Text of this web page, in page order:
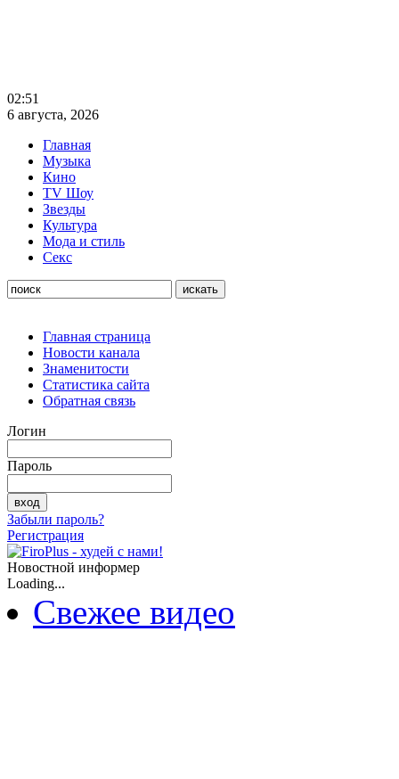
02:51
6 августа, 2026
Главная
Музыка
Кино
TV Шоу
Звезды
Культура
Мода и стиль
Секс
Главная страница
Новости канала
Знаменитости
Статистика сайта
Обратная связь
Логин
Пароль
Забыли пароль?
Регистрация
Новостной информер
Loading...
Свежее видео